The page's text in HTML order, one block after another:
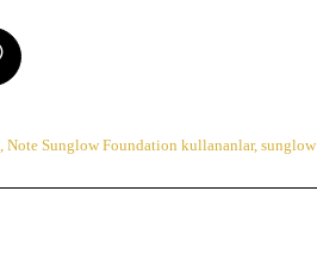
Note Sunglow Foundation kullananlar, sunglow